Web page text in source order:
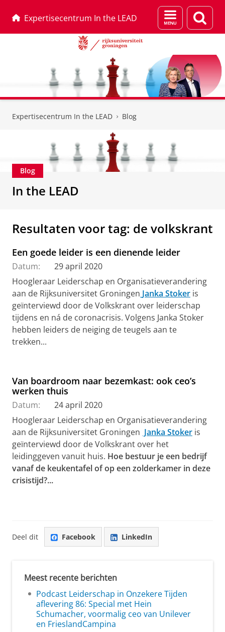
Expertisecentrum In the LEAD
Menu
en
Expertisecentrum In the LEAD Blog
Blog
In the LEAD
Resultaten voor tag: de volkskrant
Een goede leider is een dienende leider
Datum:
29 april 2020
Hoogleraar Leiderschap en Organisatieverandering
aan de Rijksuniversitet Groningen Janka Stoker is
geïnterviewd door de Volkskrant over leiderschap
tijdens en ná de coronacrisis. Volgens Janka Stoker
hebben leiders de neiging de teugels aan te
trekken...
Van boardroom naar bezemkast: ook ceo’s
werken thuis
Datum:
24 april 2020
Hoogleraar Leiderschap en Organisatieverandering
aan de Rijksuniversitet Groningen Janka Stoker is
geïnterviewd door de Volkskrant over het
leidinggeven vanuit huis. Hoe bestuur je een bedrijf
vanaf de keukentafel of op een zolderkamer in deze
crisistijd?...
Deel dit Facebook LinkedIn
Meest recente berichten
Podcast Leiderschap in Onzekere Tijden
aflevering 86: Special met Hein
Schumacher, voormalig ceo van Unilever
en FrieslandCampina